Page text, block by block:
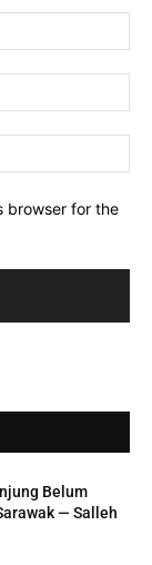
browser for the
Belum
— Salleh